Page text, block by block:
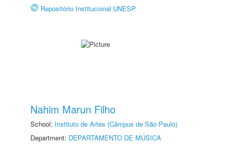
Repositório Institucional UNESP
Nahim Marun Filho
School: Instituto de Artes (Câmpus de São Paulo)
Department: DEPARTAMENTO DE MÚSICA